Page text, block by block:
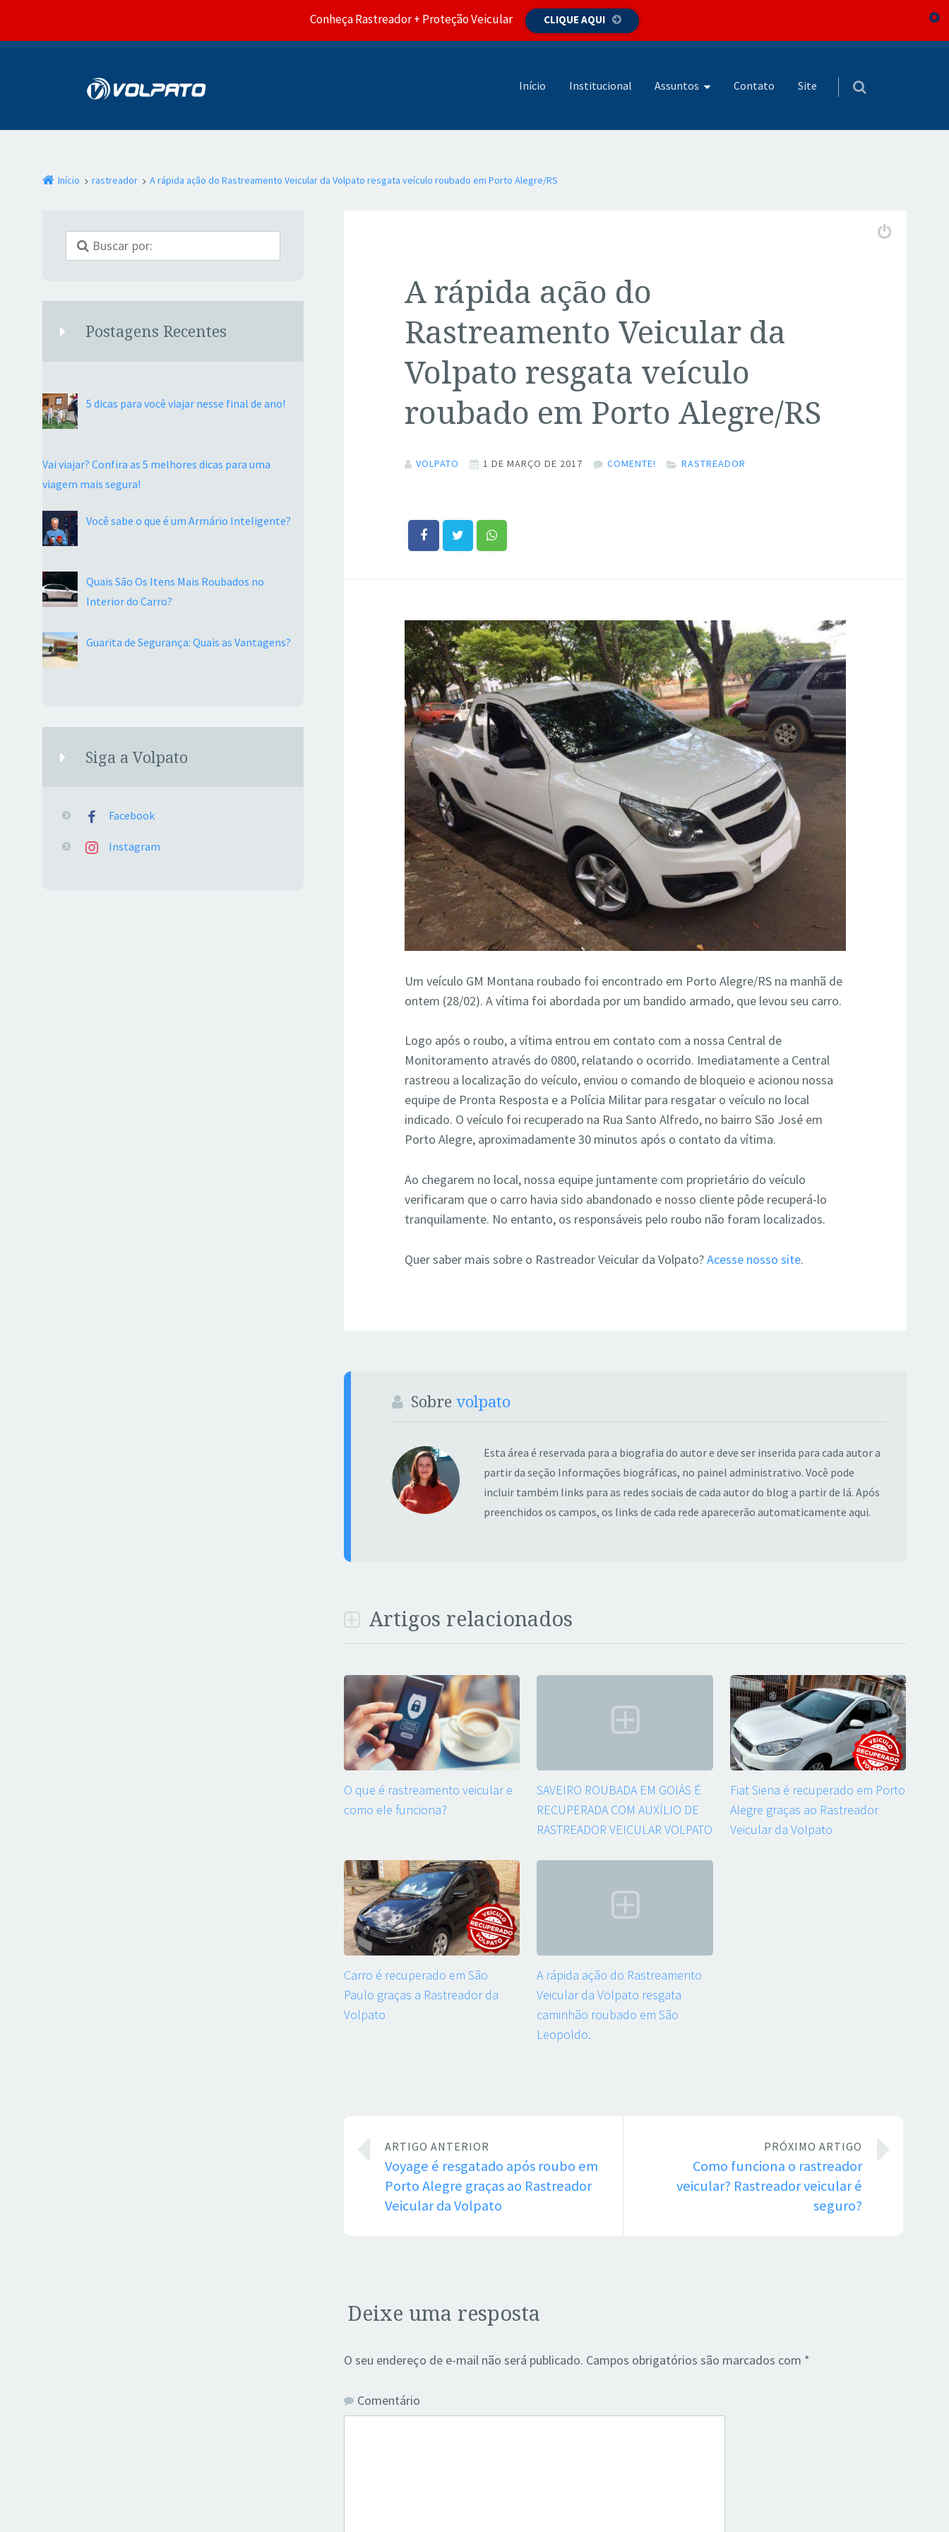
Conheça Rastreador + Proteção Veicular CLIQUE AQUI
Pular para o conteúdo
Início Institucional Assuntos Contato Site
Início rastreador A rápida ação do Rastreamento Veicular da Volpato resgata veículo roubado em Porto Alegre/RS
A rápida ação do
Rastreamento Veicular da
Volpato resgata veículo
roubado em Porto Alegre/RS
VOLPATO 1 DE MARÇO DE 2017 COMENTE! RASTREADOR
Um veículo GM Montana roubado foi encontrado em Porto Alegre/RS na manhã de
ontem (28/02). A vítima foi abordada por um bandido armado, que levou seu carro.
Logo após o roubo, a vítima entrou em contato com a nossa Central de
Monitoramento através do 0800, relatando o ocorrido. Imediatamente a Central
rastreou a localização do veículo, enviou o comando de bloqueio e acionou nossa
equipe de Pronta Resposta e a Polícia Militar para resgatar o veículo no local
indicado. O veículo foi recuperado na Rua Santo Alfredo, no bairro São José em
Porto Alegre, aproximadamente 30 minutos após o contato da vítima.
Ao chegarem no local, nossa equipe juntamente com proprietário do veículo
verificaram que o carro havia sido abandonado e nosso cliente pôde recuperá-lo
tranquilamente. No entanto, os responsáveis pelo roubo não foram localizados.
Quer saber mais sobre o Rastreador Veicular da Volpato?Acesse nosso site.
Sobre volpato
Esta área é reservada para a biografia do autor e deve ser inserida para cada autor a
partir da seção Informações biográficas, no painel administrativo. Você pode
incluir também links para as redes sociais de cada autor do blog a partir de lá. Após
preenchidos os campos, os links de cada rede aparecerão automaticamente aqui.
Artigos relacionados
O que é rastreamento veicular e
como ele funciona?
SAVEIRO ROUBADA EM GOIÁS É
RECUPERADA COM AUXÍLIO DE
RASTREADOR VEICULAR VOLPATO
Fiat Siena é recuperado em Porto
Alegre graças ao Rastreador
Veicular da Volpato
Carro é recuperado em São
Paulo graças a Rastreador da
Volpato
A rápida ação do Rastreamento
Veicular da Volpato resgata
caminhão roubado em São
Leopoldo.
ARTIGO ANTERIOR
Voyage é resgatado após roubo em
Porto Alegre graças ao Rastreador
Veicular da Volpato
PRÓXIMO ARTIGO
Como funciona o rastreador
veicular? Rastreador veicular é
seguro?
Deixe uma resposta
O seu endereço de e-mail não será publicado. Campos obrigatórios são marcados com *
Comentário
Postagens Recentes
5 dicas para você viajar nesse final de ano!
Vai viajar? Confira as 5 melhores dicas para uma
viagem mais segura!
Você sabe o que é um Armário Inteligente?
Quais São Os Itens Mais Roubados no
Interior do Carro?
Guarita de Segurança: Quais as Vantagens?
Siga a Volpato
Facebook
Instagram